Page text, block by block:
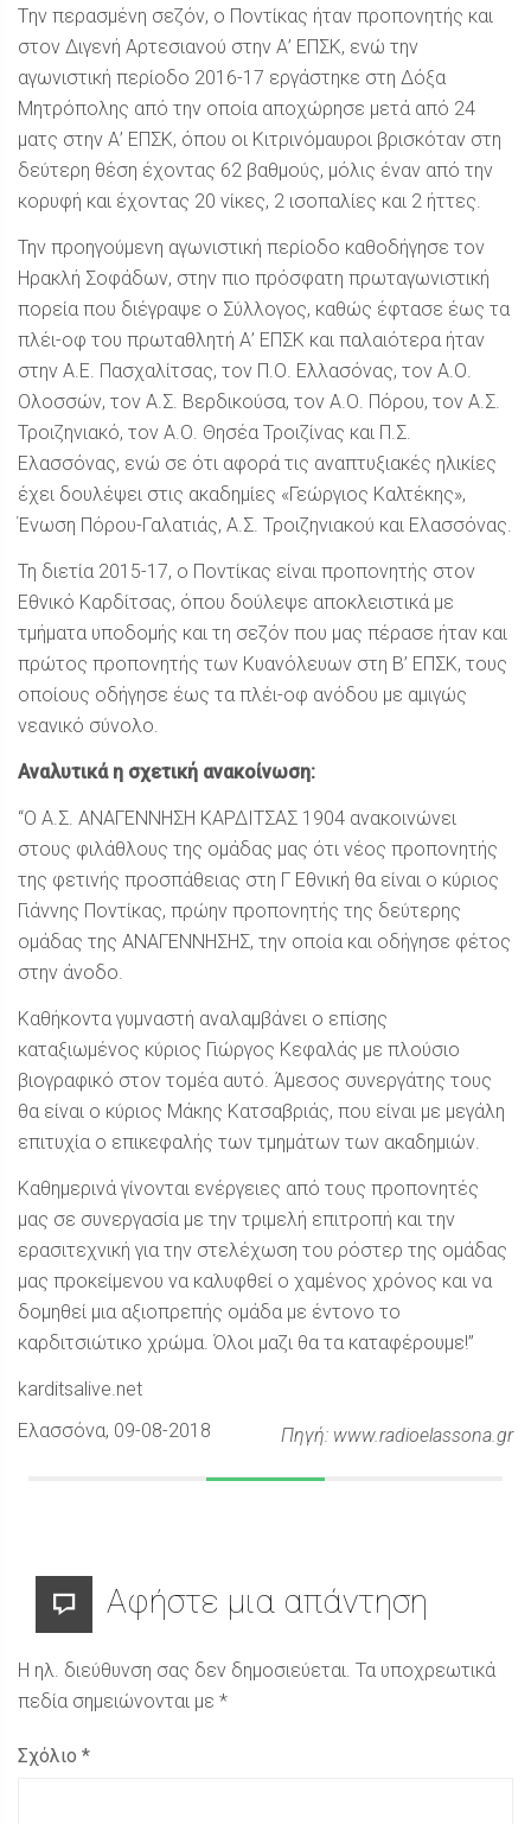
Tην περασμένη σεζόν, ο Ποντίκας ήταν προπονητής και
στον Διγενή Αρτεσιανού στην Α’ ΕΠΣΚ, ενώ την
αγωνιστική περίοδο 2016-17 εργάστηκε στη Δόξα
Μητρόπολης από την οποία αποχώρησε μετά από 24
ματς στην Α’ ΕΠΣΚ, όπου οι Κιτρινόμαυροι βρισκόταν στη
δεύτερη θέση έχοντας 62 βαθμούς, μόλις έναν από την
κορυφή και έχοντας 20 νίκες, 2 ισοπαλίες και 2 ήττες.
Την προηγούμενη αγωνιστική περίοδο καθοδήγησε τον
Ηρακλή Σοφάδων, στην πιο πρόσφατη πρωταγωνιστική
πορεία που διέγραψε ο Σύλλογος, καθώς έφτασε έως τα
πλέι-οφ του πρωταθλητή Α’ ΕΠΣΚ και παλαιότερα ήταν
στην Α.Ε. Πασχαλίτσας, τον Π.Ο. Ελλασόνας, τον Α.Ο.
Ολοσσών, τον Α.Σ. Βερδικούσα, τον Α.Ο. Πόρου, τον Α.Σ.
Τροιζηνιακό, τον Α.Ο. Θησέα Τροιζίνας και Π.Σ.
Ελασσόνας, ενώ σε ότι αφορά τις αναπτυξιακές ηλικίες
έχει δουλέψει στις ακαδημίες «Γεώργιος Καλτέκης»,
Ένωση Πόρου-Γαλατιάς, Α.Σ. Τροιζηνιακού και Ελασσόνας.
Τη διετία 2015-17, ο Ποντίκας είναι προπονητής στον
Εθνικό Καρδίτσας, όπου δούλεψε αποκλειστικά με
τμήματα υποδομής και τη σεζόν που μας πέρασε ήταν και
πρώτος προπονητής των Κυανόλευων στη Β’ ΕΠΣΚ, τους
οποίους οδήγησε έως τα πλέι-οφ ανόδου με αμιγώς
νεανικό σύνολο.
Αναλυτικά η σχετική ανακοίνωση:
“Ο Α.Σ. ΑΝΑΓΕΝΝΗΣΗ ΚΑΡΔΙΤΣΑΣ 1904 ανακοινώνει
στους φιλάθλους της ομάδας μας ότι νέος προπονητής
της φετινής προσπάθειας στη Γ Εθνική θα είναι ο κύριος
Γιάννης Ποντίκας, πρώην προπονητής της δεύτερης
ομάδας της ΑΝΑΓΕΝΝΗΣΗΣ, την οποία και οδήγησε φέτος
στην άνοδο.
Καθήκοντα γυμναστή αναλαμβάνει ο επίσης
καταξιωμένος κύριος Γιώργος Κεφαλάς με πλούσιο
βιογραφικό στον τομέα αυτό. Άμεσος συνεργάτης τους
θα είναι ο κύριος Μάκης Κατσαβριάς, που είναι με μεγάλη
επιτυχία ο επικεφαλής των τμημάτων των ακαδημιών.
Καθημερινά γίνονται ενέργειες από τους προπονητές
μας σε συνεργασία με την τριμελή επιτροπή και την
ερασιτεχνική για την στελέχωση του ρόστερ της ομάδας
μας προκείμενου να καλυφθεί ο χαμένος χρόνος και να
δομηθεί μια αξιοπρεπής ομάδα με έντονο το
καρδιτσιώτικο χρώμα. Όλοι μαζι θα τα καταφέρουμε!”
karditsalive.net
Πηγή: www.radioelassona.gr
Ελασσόνα, 09-08-2018
Αφήστε μια απάντηση
Η ηλ. διεύθυνση σας δεν δημοσιεύεται. Τα υποχρεωτικά
πεδία σημειώνονται με *
Σχόλιο *